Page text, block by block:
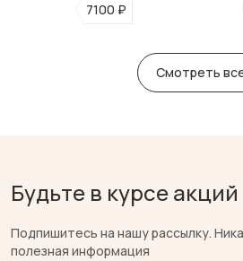
7100 ₽
Смотреть
Будьте в курсе
Подпишитесь на нашу рассылку.
полезная информация